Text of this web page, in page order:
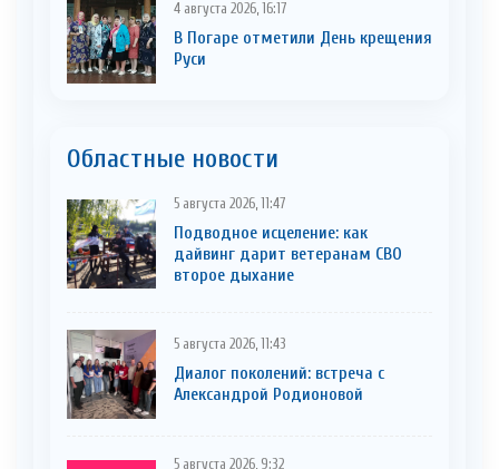
4 августа 2026, 16:17
В Погаре отметили День крещения
Руси
Областные новости
5 августа 2026, 11:47
Подводное исцеление: как
дайвинг дарит ветеранам СВО
второе дыхание
5 августа 2026, 11:43
Диалог поколений: встреча с
Александрой Родионовой
5 августа 2026, 9:32